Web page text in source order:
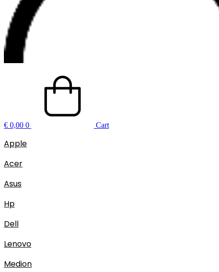
€ 0,00 0 Cart
Apple
Acer
Asus
Hp
Dell
Lenovo
Medion